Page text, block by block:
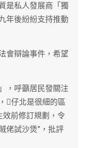
是私人發展商「獨
年後紛紛支持推動
會辯論事件，希望
，呼籲居民發關注
仔北是很細的區
前修訂規劃，令
佬試沙煲”，批評